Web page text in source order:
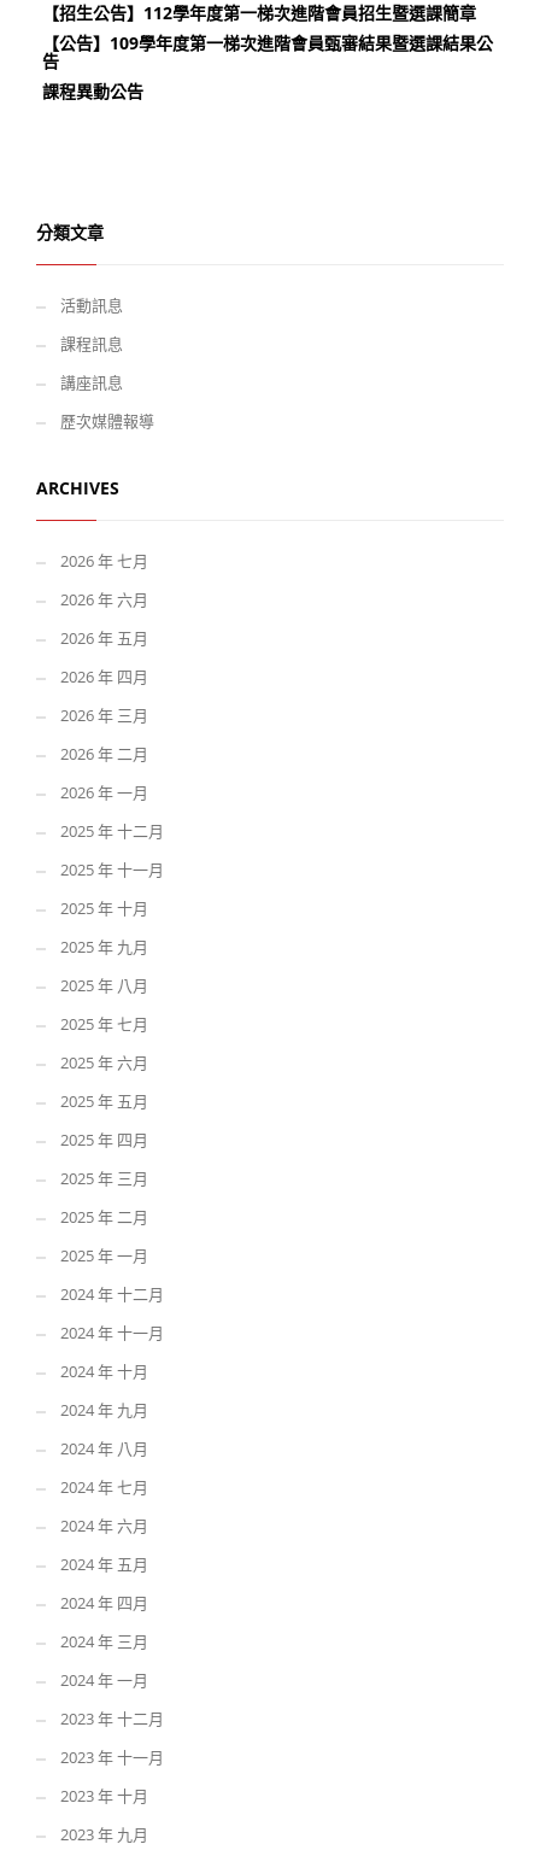
【招生公告】112學年度第一梯次進階會員招生暨選課簡章
【公告】109學年度第一梯次進階會員甄審結果暨選課結果公
告
課程異動公告
分類文章
活動訊息
課程訊息
講座訊息
歷次媒體報導
ARCHIVES
2026 年 七月
2026 年 六月
2026 年 五月
2026 年 四月
2026 年 三月
2026 年 二月
2026 年 一月
2025 年 十二月
2025 年 十一月
2025 年 十月
2025 年 九月
2025 年 八月
2025 年 七月
2025 年 六月
2025 年 五月
2025 年 四月
2025 年 三月
2025 年 二月
2025 年 一月
2024 年 十二月
2024 年 十一月
2024 年 十月
2024 年 九月
2024 年 八月
2024 年 七月
2024 年 六月
2024 年 五月
2024 年 四月
2024 年 三月
2024 年 一月
2023 年 十二月
2023 年 十一月
2023 年 十月
2023 年 九月